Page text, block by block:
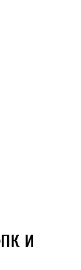
И